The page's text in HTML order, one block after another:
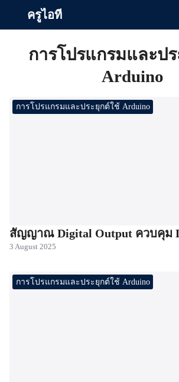
ครูไอที
การโปรแกรมและป
Arduino
การโปรแกรมและประยุกต์ใช้ Arduino
สัญญาณ Digital Output ควบคุม
3 August 2025
การโปรแกรมและประยุกต์ใช้ Arduino